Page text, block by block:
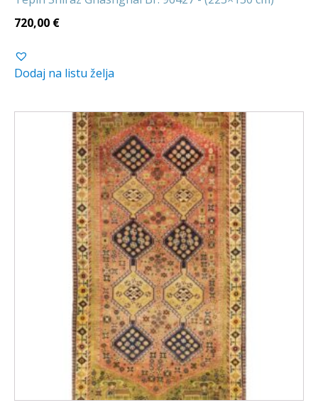
720,00 €
Dodaj na listu želja